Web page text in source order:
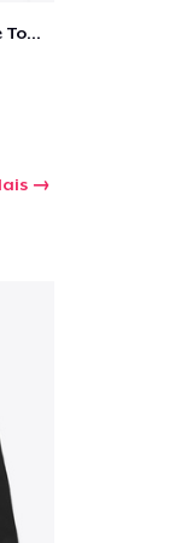
Feline Shady Total Solar Eclipse Toledo